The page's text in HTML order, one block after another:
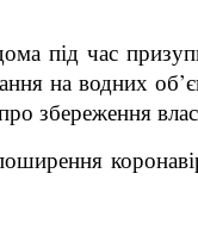
під час
на водних
збереження